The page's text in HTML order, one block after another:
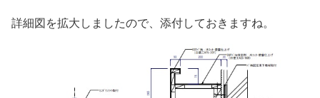
詳細図を拡大しましたので、添付しておきますね。